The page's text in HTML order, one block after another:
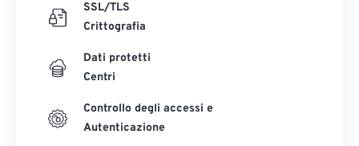
SSL/TLS
Crittografia
Dati protetti
Centri
Controllo degli accessi e
Autenticazione